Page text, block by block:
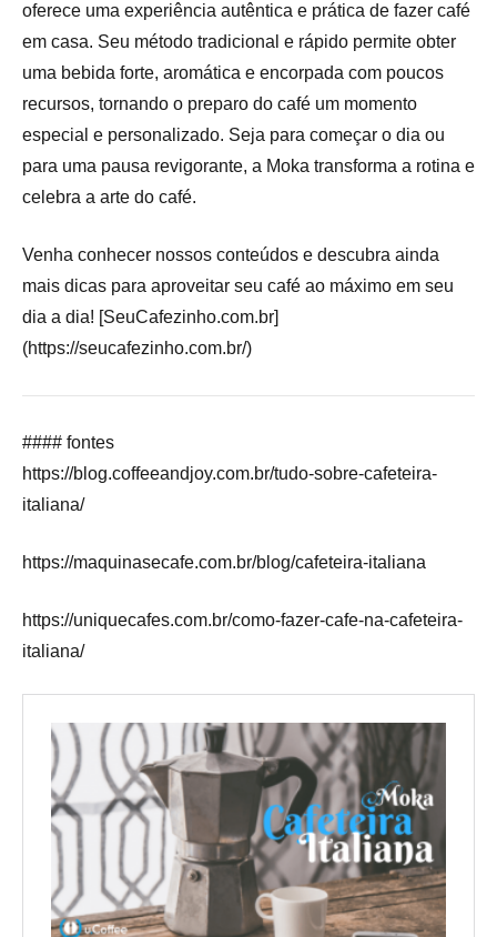
oferece uma experiência autêntica e prática de fazer café
em casa. Seu método tradicional e rápido permite obter
uma bebida forte, aromática e encorpada com poucos
recursos, tornando o preparo do café um momento
especial e personalizado. Seja para começar o dia ou
para uma pausa revigorante, a Moka transforma a rotina e
celebra a arte do café.
Venha conhecer nossos conteúdos e descubra ainda
mais dicas para aproveitar seu café ao máximo em seu
dia a dia! [SeuCafezinho.com.br]
(https://seucafezinho.com.br/)
#### fontes
https://blog.coffeeandjoy.com.br/tudo-sobre-cafeteira-
italiana/
https://maquinasecafe.com.br/blog/cafeteira-italiana
https://uniquecafes.com.br/como-fazer-cafe-na-cafeteira-
italiana/